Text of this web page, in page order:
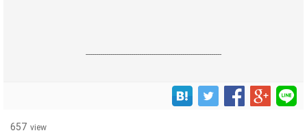
------------------------------------------------------------------
657 view